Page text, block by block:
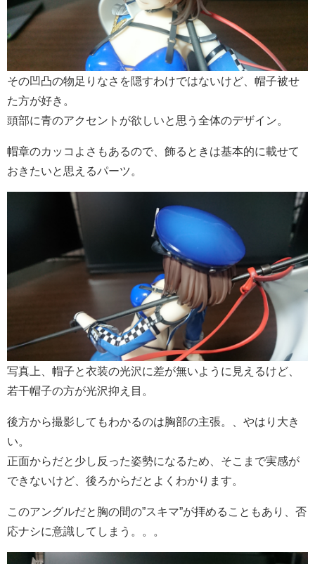
その凹凸の物足りなさを隠すわけではないけど、帽子被せ
た方が好き。
頭部に青のアクセントが欲しいと思う全体のデザイン。
帽章のカッコよさもあるので、飾るときは基本的に載せて
おきたいと思えるパーツ。
写真上、帽子と衣装の光沢に差が無いように見えるけど、
若干帽子の方が光沢抑え目。
後方から撮影してもわかるのは胸部の主張。、やはり大き
い。
正面からだと少し反った姿勢になるため、そこまで実感が
できないけど、後ろからだとよくわかります。
このアングルだと胸の間の”スキマ”が拝めることもあり、否
応ナシに意識してしまう。。。